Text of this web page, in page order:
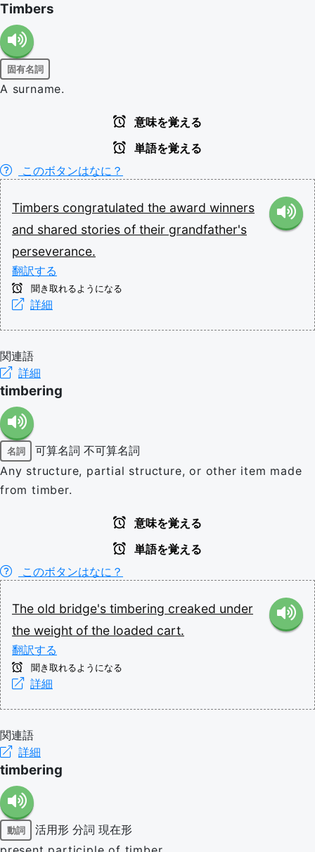
Timbers
固有名詞
A surname.
意味を覚える
単語を覚える
このボタンはなに？
Timbers congratulated the award winners
and shared stories of their grandfather's
perseverance.
翻訳する
聞き取れるようになる
詳細
関連語
詳細
timbering
名詞 可算名詞 不可算名詞
Any structure, partial structure, or other item made
from timber.
意味を覚える
単語を覚える
このボタンはなに？
The old bridge's timbering creaked under
the weight of the loaded cart.
翻訳する
聞き取れるようになる
詳細
関連語
詳細
timbering
動詞 活用形 分詞 現在形